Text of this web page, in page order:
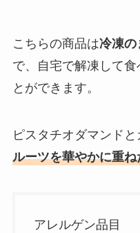
こちらの商品は冷凍の
で、自宅で解凍して
とができます。
ピスタチオダマンドと
ルーツを華やかに重
アレルゲン品目